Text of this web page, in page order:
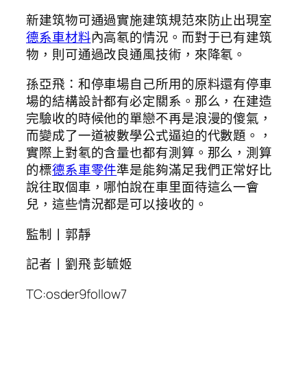
新建筑物可通過實施建筑規范來防止出現室
德系車材料內高氡的情況。而對于已有建筑
物，則可通過改良通風技術，來降氡。
孫亞飛：和停車場自己所用的原料還有停車
場的結構設計都有必定關系。那么，在建造
完驗收的時候他的單戀不再是浪漫的傻氣，
而變成了一道被數學公式逼迫的代數題。，
實際上對氡的含量也都有測算。那么，測算
的標德系車零件準是能夠滿足我們正常好比
說往取個車，哪怕說在車里面待這么一會
兒，這些情況都是可以接收的。
監制丨郭靜
記者丨劉飛 彭毓姬
TC:osder9follow7